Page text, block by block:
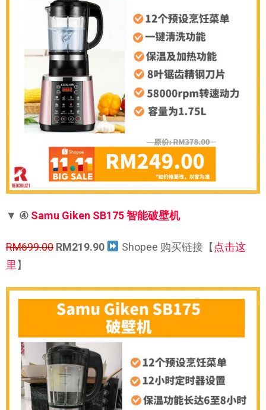
▼ ④ Samu Giken SB175 智能破壁机
RM699.00 RM219.90 Shopee 购买链接【点击这
里】